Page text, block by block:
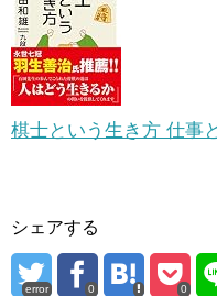
棋士という生き方 仕事
シェアする
error 0 0